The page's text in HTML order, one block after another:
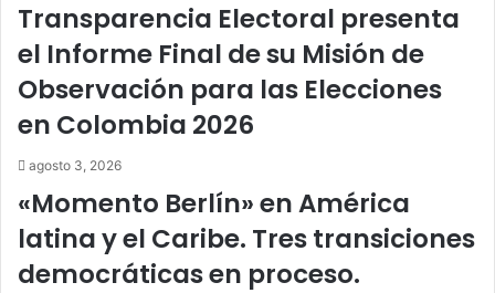
Transparencia Electoral presenta
el Informe Final de su Misión de
Observación para las Elecciones
en Colombia 2026
agosto 3, 2026
«Momento Berlín» en América
latina y el Caribe. Tres transiciones
democráticas en proceso.